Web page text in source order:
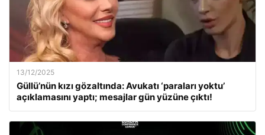
13/12/2025
Güllü’nün kızı gözaltında: Avukatı ‘paraları yoktu’
açıklamasını yaptı; mesajlar gün yüzüne çıktı!